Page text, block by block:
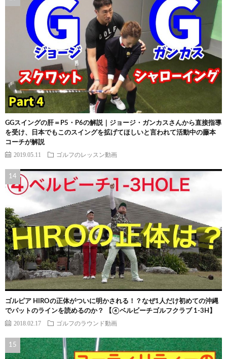
GGスイングの肝＝P5・P6の解説｜ジョージ・ガンカスさんから直接指導
を受け、日本でもこのスイングを拡げてほしいと言われて活動中の藤本
コーチが解説
2019.05.11 ゴルフのレッスン動画
ゴルピア HIROの正体がついに明かされる！？なぜ1人だけ初めての沖縄
でパットのラインを読めるのか？ 【④ベルビーチゴルフクラブ 1-3H】
2018.02.17 ゴルフのラウンド動画